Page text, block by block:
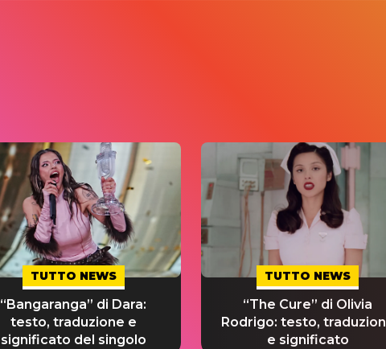
TUTTO NEWS
“Bangaranga” di Dara:
testo, traduzione e
significato del singolo
TUTTO NEWS
“The Cure” di Olivia
Rodrigo: testo,
e significato